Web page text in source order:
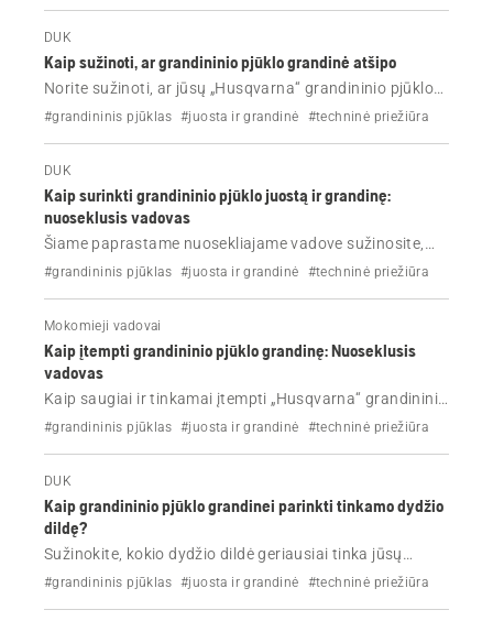
DUK
Kaip sužinoti, ar grandininio pjūklo grandinė atšipo
Norite sužinoti, ar jūsų „Husqvarna“ grandininio pjūklo
grandinė yra atšipusi? Sužinokite, kokie yra dažniausi
#grandininis pjūklas #juosta ir grandinė #techninė priežiūra
DUK
Kaip surinkti grandininio pjūklo juostą ir grandinę:
nuoseklusis vadovas
Šiame paprastame nuosekliajame vadove sužinosite,
kaip saugiai ir teisingai surinkti grandininio pjūklo juostą
grandininio pjūklo veikimą.
#grandininis pjūklas #juosta ir grandinė #techninė priežiūra
Mokomieji vadovai
Kaip įtempti grandininio pjūklo grandinę: Nuoseklusis
vadovas
Kaip saugiai ir tinkamai įtempti „Husqvarna“ grandininio
pjūklo grandinę. Laikykitės paprastų nuoseklių
#grandininis pjūklas #juosta ir grandinė #techninė priežiūra
DUK
Kaip grandininio pjūklo grandinei parinkti tinkamo dydžio
dildę?
Sužinokite, kokio dydžio dildė geriausiai tinka jūsų
„Husqvarna“ grandininio pjūklo grandinei.
#grandininis pjūklas #juosta ir grandinė #techninė priežiūra